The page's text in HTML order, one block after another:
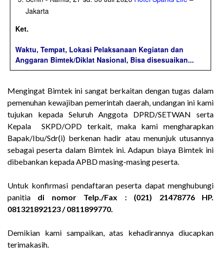
Jakarta
Ket.
Waktu, Tempat, Lokasi Pelaksanaan Kegiatan dan
Anggaran Bimtek/Diklat Nasional, Bisa disesuaikan...
Mengingat Bimtek ini sangat berkaitan dengan tugas dalam
pemenuhan kewajiban pemerintah daerah, undangan ini kami
tujukan kepada Seluruh Anggota DPRD/SETWAN serta
Kepala SKPD/OPD terkait, maka kami mengharapkan
Bapak/Ibu/Sdr(i) berkenan hadir atau menunjuk utusannya
sebagai peserta dalam Bimtek ini. Adapun biaya Bimtek ini
dibebankan kepada APBD masing-masing peserta.
Untuk konfirmasi pendaftaran peserta dapat menghubungi
panitia di nomor Telp./Fax : (021) 21478776 HP.
081321892123 / 0811899770.
Demikian kami sampaikan, atas kehadirannya diucapkan
terimakasih.